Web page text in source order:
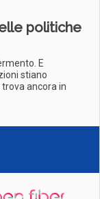
politiche
E
stiano
ancora in